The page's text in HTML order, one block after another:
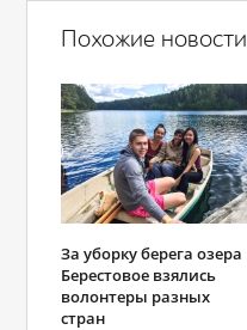
Похожие новости
За уборку берега озера
Берестовое взялись
волонтеры разных
стран